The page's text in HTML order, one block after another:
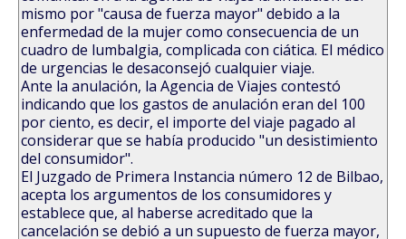
mismo por "causa de fuerza mayor" debido a la
enfermedad de la mujer como consecuencia de un
cuadro de lumbalgia, complicada con ciática. El médico
de urgencias le desaconsejó cualquier viaje.
Ante la anulación, la Agencia de Viajes contestó
indicando que los gastos de anulación eran del 100
por ciento, es decir, el importe del viaje pagado al
considerar que se había producido "un desistimiento
del consumidor".
El Juzgado de Primera Instancia número 12 de Bilbao,
acepta los argumentos de los consumidores y
establece que, al haberse acreditado que la
cancelación se debió a un supuesto de fuerza mayor,